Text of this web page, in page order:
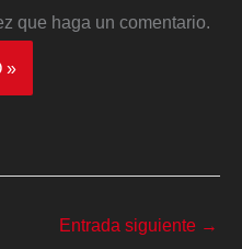
que haga un comentario.
Entrada siguiente →